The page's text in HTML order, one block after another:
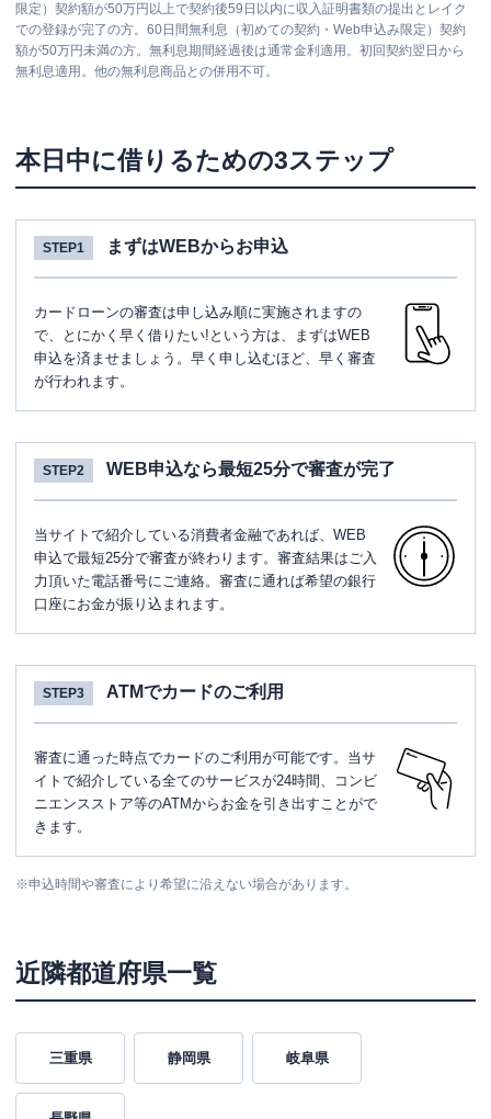
限定）契約額が50万円以上で契約後59日以内に収入証明書類の提出とレイク
での登録が完了の方。60日間無利息（初めての契約・Web申込み限定）契約
額が50万円未満の方。無利息期間経過後は通常金利適用。初回契約翌日から
無利息適用。他の無利息商品との併用不可。
本日中に借りるための3ステップ
STEP1 まずはWEBからお申込
カードローンの審査は申し込み順に実施されますの
で、とにかく早く借りたい!という方は、まずはWEB
申込を済ませましょう。早く申し込むほど、早く審査
が行われます。
STEP2 WEB申込なら最短25分で審査が完了
当サイトで紹介している消費者金融であれば、WEB
申込で最短25分で審査が終わります。審査結果はご入
力頂いた電話番号にご連絡。審査に通れば希望の銀行
口座にお金が振り込まれます。
STEP3 ATMでカードのご利用
審査に通った時点でカードのご利用が可能です。当サ
イトで紹介している全てのサービスが24時間、コンビ
ニエンスストア等のATMからお金を引き出すことがで
きます。
※申込時間や審査により希望に沿えない場合があります。
近隣都道府県一覧
三重県 静岡県 岐阜県